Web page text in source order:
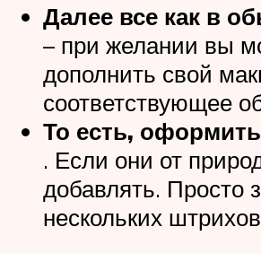
Далее все как в
– при желании вы
дополнить свой
соответствующее
То есть,
. Если они от
добавлять. Просто
нескольких